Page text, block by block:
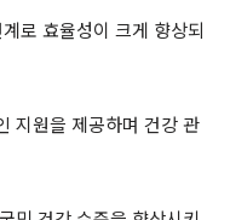
로 효율성이 크게 향상되
지원을 제공하며 건강 관